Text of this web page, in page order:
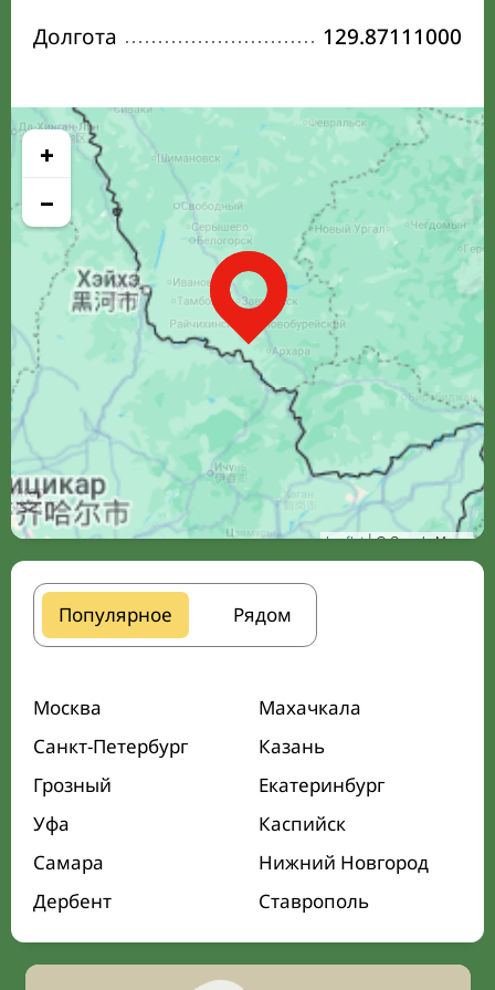
Долгота
129.87111000
+
−
Leaflet| © Google Maps
Популярное Рядом
Москва
Махачкала
Санкт-Петербург
Казань
Грозный
Екатеринбург
Уфа
Каспийск
Самара
Нижний Новгород
Дербент
Ставрополь